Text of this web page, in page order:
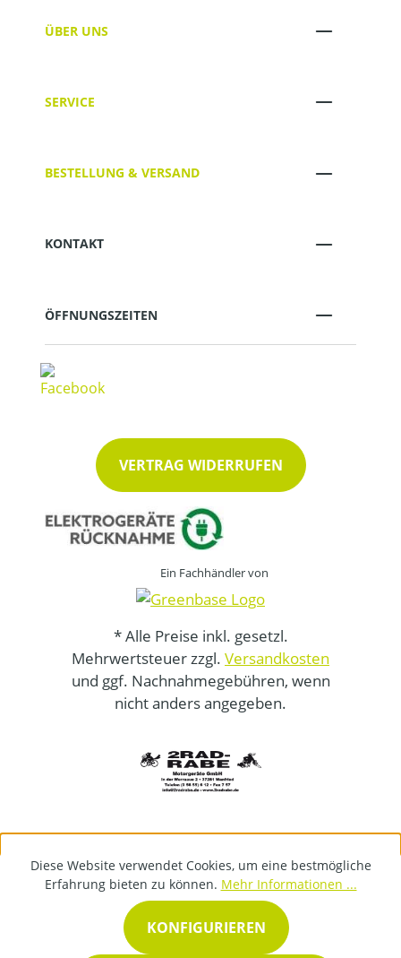
ÜBER UNS
SERVICE
BESTELLUNG & VERSAND
KONTAKT
ÖFFNUNGSZEITEN
VERTRAG WIDERRUFEN
Ein Fachhändler von
* Alle Preise inkl. gesetzl.
Mehrwertsteuer zzgl. Versandkosten
und ggf. Nachnahmegebühren, wenn
nicht anders angegeben.
Diese Website verwendet Cookies, um eine bestmögliche
Erfahrung bieten zu können. Mehr Informationen ...
KONFIGURIEREN